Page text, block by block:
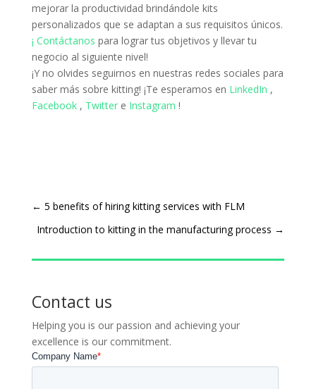
mejorar la productividad brindándole kits
personalizados que se adaptan a sus requisitos únicos.
¡ Contáctanos para lograr tus objetivos y llevar tu
negocio al siguiente nivel!
¡Y no olvides seguirnos en nuestras redes sociales para
saber más sobre kitting! ¡Te esperamos en LinkedIn ,
Facebook, Twittere Instagram !
← 5 benefits of hiring kitting services with FLM
Introduction to kitting in the manufacturing process →
Contact us
Helping you is our passion and achieving your
excellence is our commitment.